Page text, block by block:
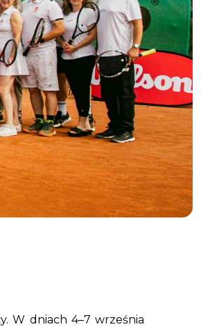
W dniach 4–7 września